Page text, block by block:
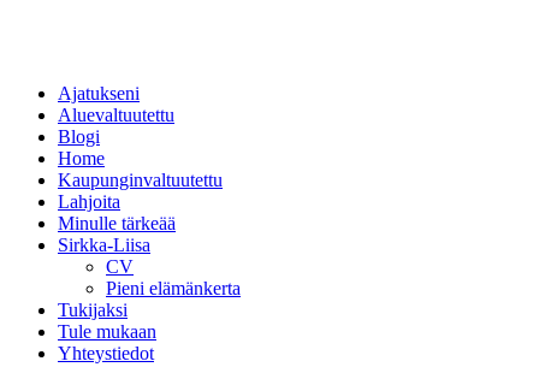
Ajatukseni
Aluevaltuutettu
Blogi
Home
Kaupunginvaltuutettu
Lahjoita
Minulle tärkeää
Sirkka-Liisa
CV
Pieni elämänkerta
Tukijaksi
Tule mukaan
Yhteystiedot